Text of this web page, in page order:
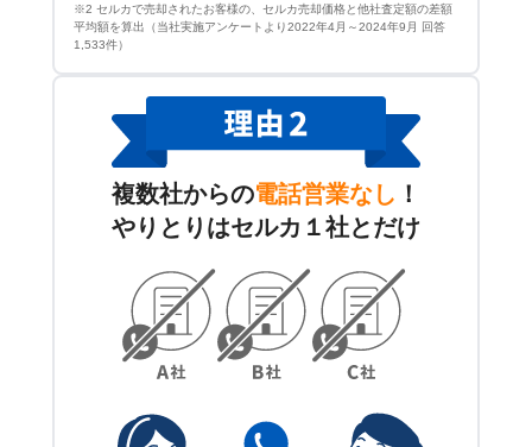
※2 セルカで売却されたお客様の、セルカ売却価格と他社査定額の差額
平均額を算出（当社実施アンケートより2022年4月～2024年9月 回答
1,533件）
複数社からの電話営業なし ！
やりとりはセルカ１社とだけ